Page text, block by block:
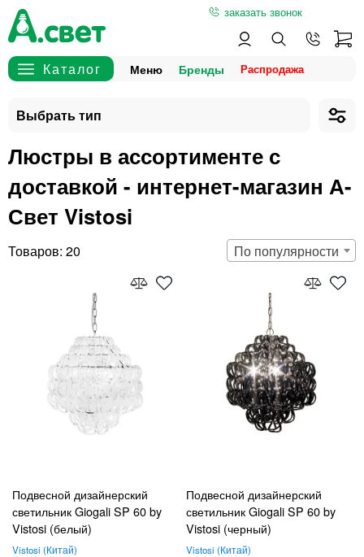
заказать звонок
Меню Бренды
Люстры в ассортименте с
доставкой - интернет-магазин А-
Свет Vistosi
20 По популярности
Подвесной дизайнерский
светильник Giogali SP 60 by
Vistosi (белый)
Vistosi Китай
Подвесной дизайнерский
светильник Giogali SP 60 by
Vistosi (черный)
Vistosi Китай